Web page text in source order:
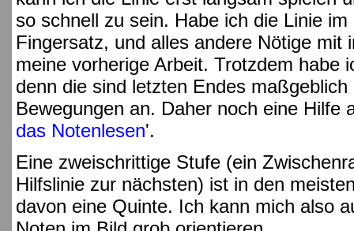
so schnell zu sein. Habe ich die Linie
Fingersatz, und alles andere Nötige mit
meine vorherige Arbeit. Trotzdem habe
denn die sind letzten Endes
Bewegungen an. Daher noch eine Hilfe
das Notenlesen'.
Eine zweischrittige Stufe (ein
Hilfslinie zur nächsten) ist in den
davon eine Quinte. Ich kann mich also